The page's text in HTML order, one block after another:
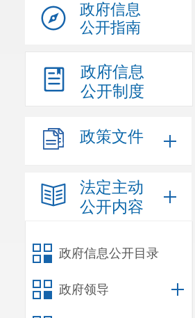
政府信息
公开指南
政府信息
公开制度
政策文件
法定主动
公开内容
政府信息公开目录
政府领导